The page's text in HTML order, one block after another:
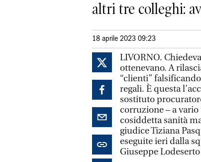
altri tre colleghi:
18 aprile 2023 09:23
LIVORNO.
ottenevano. A
“clienti”
regali. È questa
sostituto
corruzione – a
cosiddetta sanità
giudice Tiziana
eseguite ieri dalla
Giuseppe